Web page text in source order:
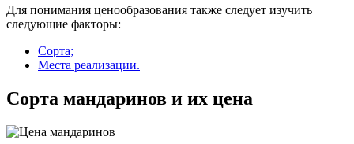
Для понимания ценообразования также следует изучить
следующие факторы:
Сорта;
Места реализации.
Сорта мандаринов и их цена